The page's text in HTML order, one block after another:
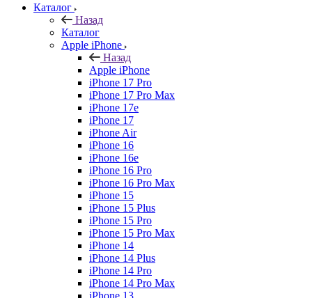
Каталог
Назад
Каталог
Apple iPhone
Назад
Apple iPhone
iPhone 17 Pro
iPhone 17 Pro Max
iPhone 17e
iPhone 17
iPhone Air
iPhone 16
iPhone 16e
iPhone 16 Pro
iPhone 16 Pro Max
iPhone 15
iPhone 15 Plus
iPhone 15 Pro
iPhone 15 Pro Max
iPhone 14
iPhone 14 Plus
iPhone 14 Pro
iPhone 14 Pro Max
iPhone 13